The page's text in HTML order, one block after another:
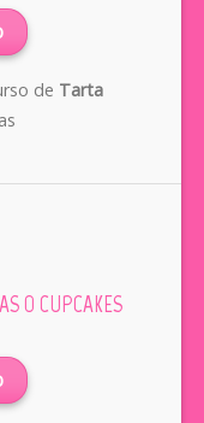
de Tarta
O CUPCAKES